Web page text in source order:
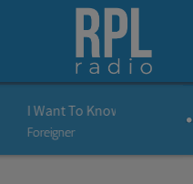
I Want To Know What Love Is
Foreigner